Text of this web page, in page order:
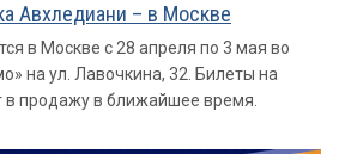
Авхледиани – в Москве
в Москве с 28 апреля по 3 мая во
на ул. Лавочкина, 32. Билеты на
в продажу в ближайшее время.